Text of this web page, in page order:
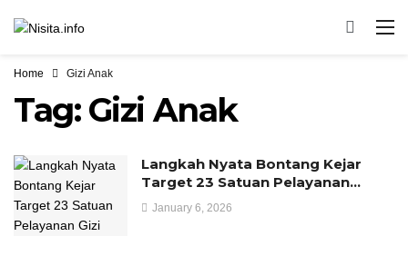
Home Gizi Anak
Tag: Gizi Anak
Langkah Nyata Bontang Kejar
Target 23 Satuan Pelayanan…
January 6, 2026